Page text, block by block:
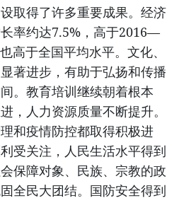
取得了许多重要成果。经济
率约达7.5%，高于2016—
高于全国平均水平。文化、
著进步，有助于弘扬和传播
。教育培训继续朝着根本
，人力资源质量不断提升。
和疫情防控都取得积极进
受关注，人民生活水平得到
保障对象、民族、宗教的政
全民大团结。国防安全得到